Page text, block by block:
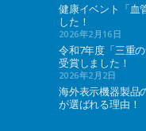
健康イベント「血
した！
2026年2月16日
令和7年度「三重
受賞しました！
2026年2月2日
海外表示機器製品
が選ばれる理由！